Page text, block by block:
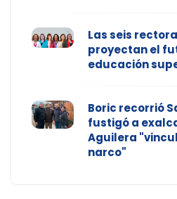
Las seis
proyectan el
educación
Boric recorrió
fustigó a
Aguilera
narco"